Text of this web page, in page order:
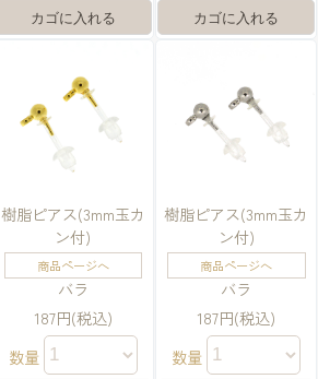
樹脂ピアス(3mm玉カ
ン付)
商品ページへ
バラ
187円(税込)
数量
樹脂ピアス(3mm玉カ
ン付)
商品ページへ
バラ
187円(税込)
数量